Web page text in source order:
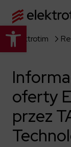
Otwórz pasek narzędzi
Strona główna
O nas
Więcej o nas
O firmie
Strategia
Poznaj pełną
Aktualności
Elektrotim
oferty
przez